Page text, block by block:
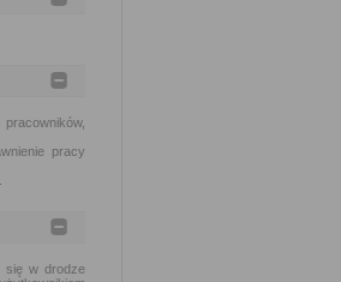
pracy
się w drodze